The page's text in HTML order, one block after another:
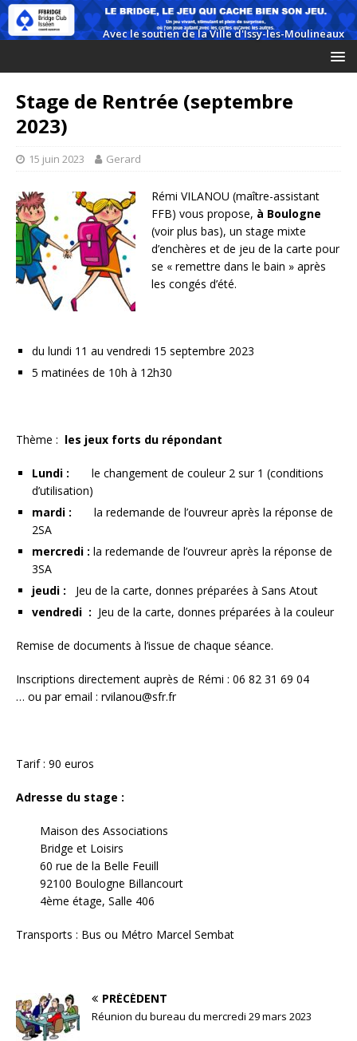
Stage de Rentrée (septembre
2023)
15 juin 2023 Gerard
Rémi VILANOU (maître-assistant
FFB) vous propose, à Boulogne
(voir plus bas), un stage mixte
d’enchères et de jeu de la carte pour
se « remettre dans le bain » après
les congés d’été.
du lundi 11 au vendredi 15 septembre 2023
5 matinées de 10h à 12h30
Thème : les jeux forts du répondant
Lundi : le changement de couleur 2 sur 1 (conditions
d’utilisation)
mardi : la redemande de l’ouvreur après la réponse de
2SA
mercredi : la redemande de l’ouvreur après la réponse de
3SA
jeudi : Jeu de la carte, donnes préparées à Sans Atout
vendredi : Jeu de la carte, donnes préparées à la couleur
Remise de documents à l’issue de chaque séance.
Inscriptions directement auprès de Rémi : 06 82 31 69 04
… ou par email : rvilanou@sfr.fr
Tarif : 90 euros
Adresse du stage :
Maison des Associations
Bridge et Loisirs
60 rue de la Belle Feuill
92100 Boulogne Billancourt
4ème étage, Salle 406
Transports : Bus ou Métro Marcel Sembat
PRÉCÉDENT
Réunion du bureau du mercredi 29 mars 2023